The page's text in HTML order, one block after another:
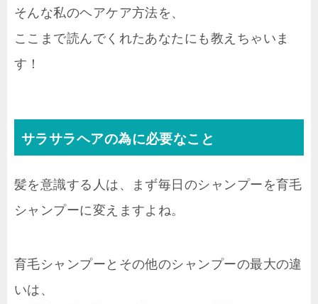
そんな私のヘアケア方法を、
ここまで読んでくれたあなたにも教えちゃいま
す！
サラサラヘアの為に必要なこと
髪を意識する人は、まず毎日のシャンプーを育毛
シャンプーに変えますよね。
育毛シャンプーとその他のシャンプーの最大の違
いは、